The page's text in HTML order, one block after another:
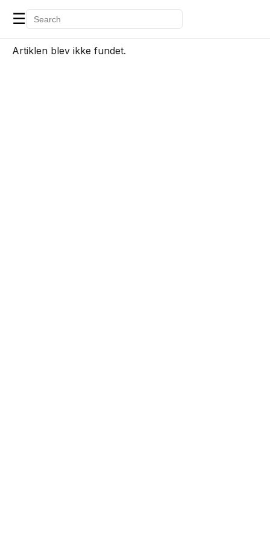
☰
Artiklen blev ikke fundet.